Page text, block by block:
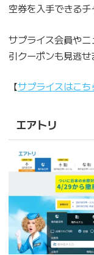
空券を入手できるチ
サプライス会員や
引クーポンも見逃せ
【サプライスはこち
エアトリ